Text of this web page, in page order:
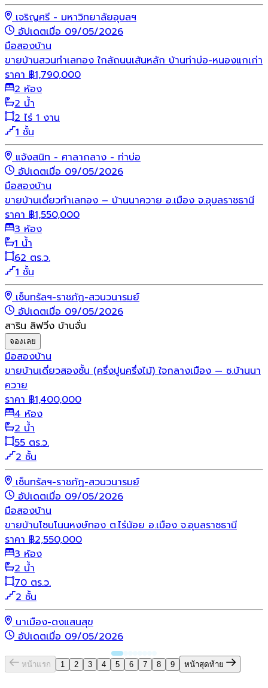
เจริญศรี - มหาวิทยาลัยอุบลฯ
อัปเดตเมื่อ 09/05/2026
มือสองบ้าน
ขายบ้านสวนทำเลทอง ใกล้ถนนเส้นหลัก บ้านท่าบ่อ-หนองแกเก่า
ราคา ฿1,790,000
2 ห้อง
2 น้ำ
2 ไร่ 1 งาน
1 ชั้น
แจ้งสนิท - ศาลากลาง - ท่าบ่อ
อัปเดตเมื่อ 09/05/2026
มือสองบ้าน
ขายบ้านเดี่ยวทำเลทอง – บ้านนาควาย อ.เมือง จ.อุบลราชธานี
ราคา ฿1,550,000
3 ห้อง
1 น้ำ
62 ตร.ว.
1 ชั้น
เซ็นทรัลฯ-ราชภัฏ-สวนวนารมย์
อัปเดตเมื่อ 09/05/2026
สาริน ลิฟวิ่ง บ้านจั่น
จองเลย
มือสองบ้าน
ขายบ้านเดี่ยวสองชั้น (ครึ่งปูนครึ่งไม้) ใจกลางเมือง — ซ.บ้านนา
ควาย
ราคา ฿1,400,000
4 ห้อง
2 น้ำ
55 ตร.ว.
2 ชั้น
เซ็นทรัลฯ-ราชภัฏ-สวนวนารมย์
อัปเดตเมื่อ 09/05/2026
มือสองบ้าน
ขายบ้านโซนโนนหงษ์ทอง ต.ไร่น้อย อ.เมือง จ.อุบลราชธานี
ราคา ฿2,550,000
3 ห้อง
2 น้ำ
70 ตร.ว.
2 ชั้น
นาเมือง-ดงแสนสุข
อัปเดตเมื่อ 09/05/2026
หน้าแรก 1 2 3 4 5 6 7 8 9 หน้าสุดท้าย